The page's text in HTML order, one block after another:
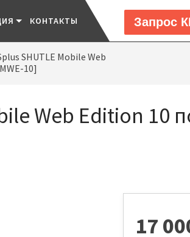
КОНТАКТЫ Запрос
SHUTLE Mobile Web
10]
Web Edition 10
17